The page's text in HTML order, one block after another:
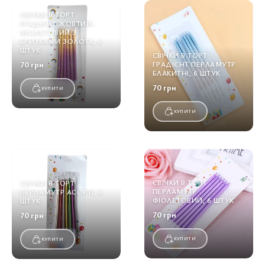
СВІЧКИ В ТОРТ
ГРАДІЄНТ ЖОВТИЙ-
ФІОЛЕТОВИЙ З
БРИЗКАМИ ЗОЛОТА, 6
ШТУК
70 грн
КУПИТИ
СВІЧКИ В ТОРТ
ГРАДІЄНТ ПЕРЛАМУТР
БЛАКИТНІ, 6 ШТУК
70 грн
КУПИТИ
СВІЧКИ В ТОРТ
ПЕРЛАМУТР АСОРТІ, 6
ШТУК
70 грн
КУПИТИ
СВІЧКИ В ТОРТ
ПЕРЛАМУТР
ФІОЛЕТОВИЙ, 6 ШТУК
70 грн
КУПИТИ